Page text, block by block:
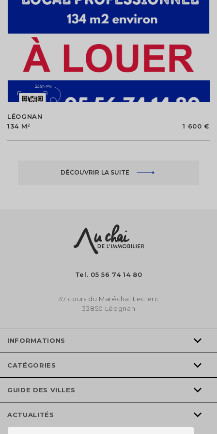
LÉOGNAN
134 M²
1 600 €
DÉCOUVRIR LA SUITE
Tel. 05 56 74 14 80
37 cours du Maréchal Leclerc
33850 Léognan
INFORMATIONS
CATÉGORIES
GUIDE DES VILLES
ACTUALITÉS